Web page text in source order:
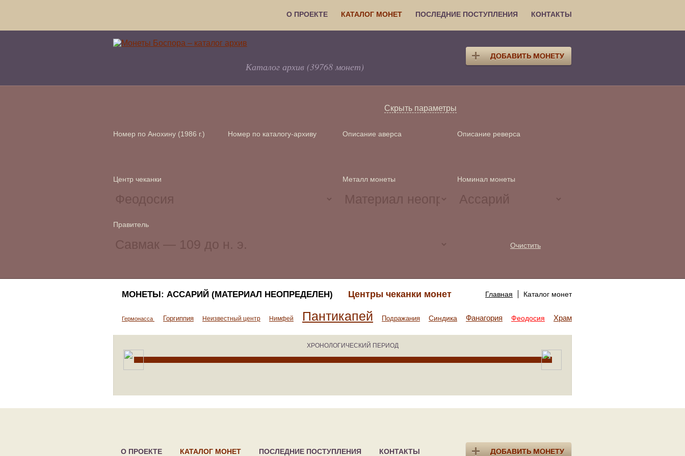
О ПРОЕКТЕ КАТАЛОГ МОНЕТ ПОСЛЕДНИЕ ПОСТУПЛЕНИЯ КОНТАКТЫ
Каталог архив (39768 монет)
Скрыть параметры
Номер по Анохину (1986 г.) Номер по каталогу-архиву Описание аверса Описание реверса
Центр чеканки Металл монеты Номинал монеты
Правитель
Очистить
Главная Каталог монет
МОНЕТЫ: АССАРИЙ (МАТЕРИАЛ НЕОПРЕДЕЛЕН) Центры чеканки монет
Гермонасса Горгиппия Неизвестный центр Нимфей Пантикапей Подражания Синдика Фанагория Феодосия Храм Аполлона
ХРОНОЛОГИЧЕСКИЙ ПЕРИОД
О ПРОЕКТЕ КАТАЛОГ МОНЕТ ПОСЛЕДНИЕ ПОСТУПЛЕНИЯ КОНТАКТЫ